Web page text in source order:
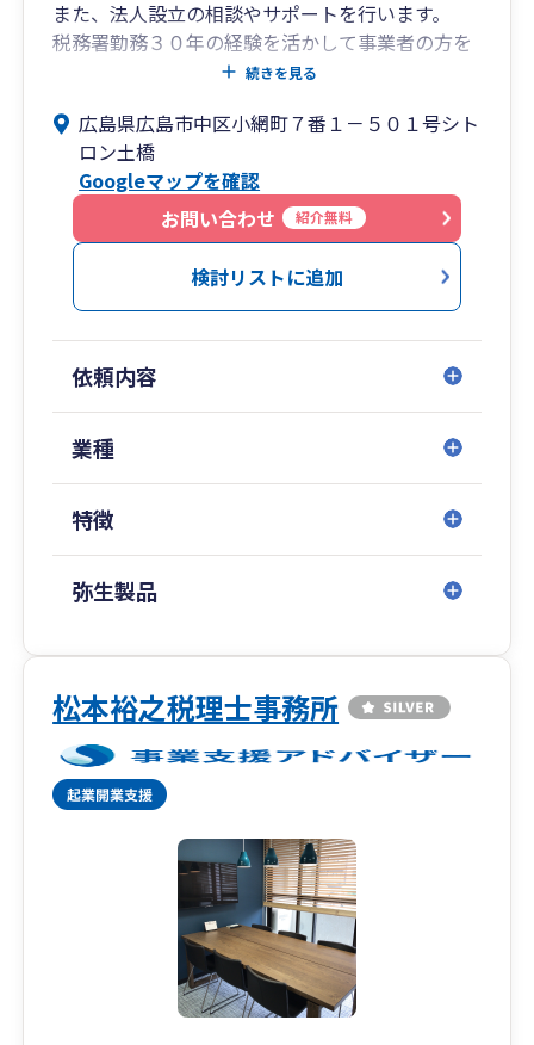
また、法人設立の相談やサポートを行います。
税務署勤務３０年の経験を活かして事業者の方を
続きを見る
広島県広島市中区小網町７番１－５０１号シト
ロン土橋
Googleマップを確認
お問い合わせ
紹介無料
検討リストに追加
依頼内容
業種
特徴
弥生製品
松本裕之税理士事務所